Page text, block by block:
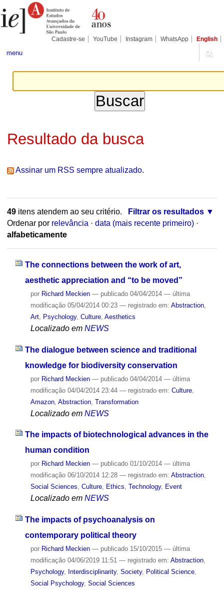
para
conteúdo.
Pessoais
Cadastre-se YouTube Instagram WhatsApp English
menu
Resultado da busca
Assinar um RSS sempre atualizado.
49itens atendem ao seu critério.
Filtrar os resultados
Ordenar por relevância · data (mais recente primeiro) ·
alfabeticamente
The connections between the work of art,
aesthetic appreciation and “to be moved”
por Richard Meckien — publicado04/04/2014 — última
modificação05/04/2014 00:23 — registrado em: Abstraction,
Art, Psychology, Culture, Aesthetics
Localizado em NEWS
The dialogue between science and traditional
knowledge for biodiversity conservation
por Richard Meckien — publicado04/04/2014 — última
modificação04/04/2014 23:44 — registrado em: Culture,
Amazon, Abstraction, Transformation
Localizado em NEWS
The impacts of biotechnological advances in the
human condition
por Richard Meckien — publicado01/10/2014 — última
modificação06/10/2014 12:28 — registrado em: Abstraction,
Social Sciences, Culture, Ethics, Technology, Event
Localizado em NEWS
The impacts of psychoanalysis on
contemporary political theory
por Richard Meckien — publicado15/10/2015 — última
modificação04/06/2019 11:51 — registrado em: Abstraction,
Psychology, Interdisciplinarity, Society, Political Science,
Social Psychology, Social Sciences